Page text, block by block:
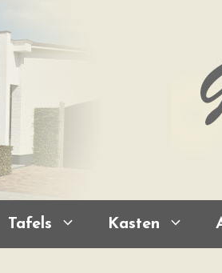
Tafels Kasten